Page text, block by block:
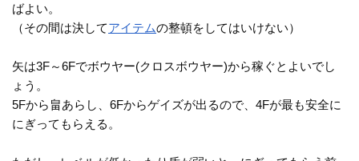
ばよい。
（その間は決してアイテムの整頓をしてはいけない）
矢は3F～6Fでボウヤー(クロスボウヤー)から稼ぐとよいでし
ょう。
5Fから畠あらし、6Fからゲイズが出るので、4Fが最も安全に
にぎってもらえる。